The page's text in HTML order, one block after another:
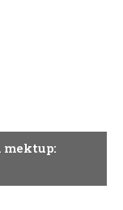
mektup: